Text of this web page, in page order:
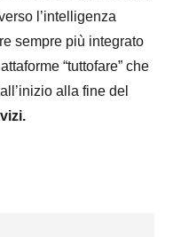
l’intelligenza
sempre più integrato
“tuttofare” che
alla fine del